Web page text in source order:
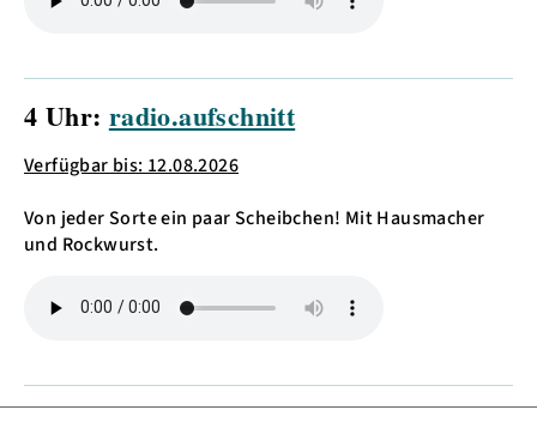
4 Uhr: radio.aufschnitt
Verfügbar bis: 12.08.2026
Von jeder Sorte ein paar Scheibchen! Mit Hausmacher
und Rockwurst.